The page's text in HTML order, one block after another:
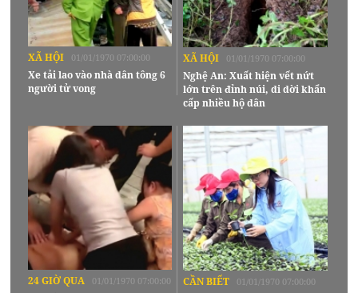
XÃ HỘI 01/01/1970 07:00:00
Xe tải lao vào nhà dân tông 6
người tử vong
XÃ HỘI 01/01/1970 07:00:00
Nghệ An: Xuất hiện vết nứt
lớn trên đỉnh núi, di dời khẩn
cấp nhiều hộ dân
24 GIỜ QUA 01/01/1970 07:00:00 CẦN BIẾT 01/01/1970 07:00:00